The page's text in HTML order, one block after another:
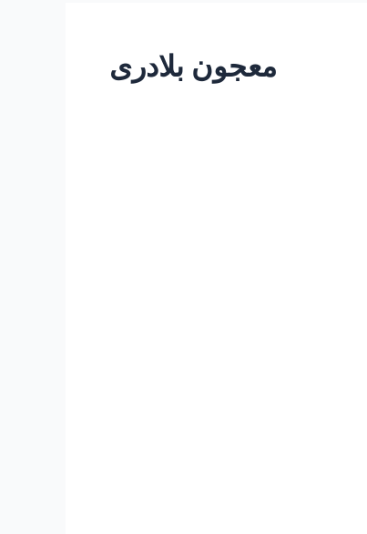
معجون بلادری